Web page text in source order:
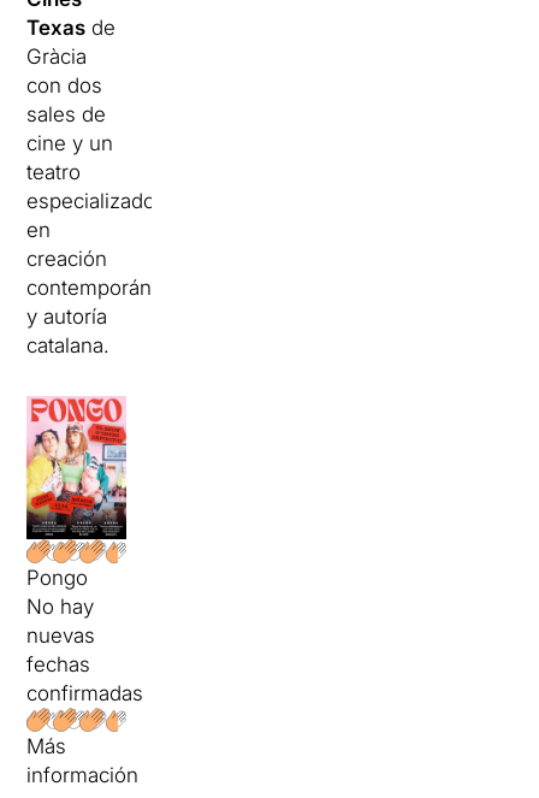
Texas de
Gràcia
con dos
sales de
cine y un
teatro
especializado
en
creación
contemporánea
y autoría
catalana.
Pongo
No hay
nuevas
fechas
confirmadas
Más
información